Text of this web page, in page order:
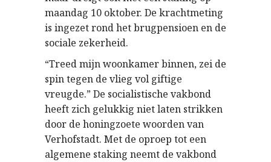
maandag 10 oktober. De krachtmeting
is ingezet rond het brugpensioen en de
sociale zekerheid.
“Treed mijn woonkamer binnen, zei de
spin tegen de vlieg vol giftige
vreugde.” De socialistische vakbond
heeft zich gelukkig niet laten strikken
door de honingzoete woorden van
Verhofstadt. Met de oproep tot een
algemene staking neemt de vakbond